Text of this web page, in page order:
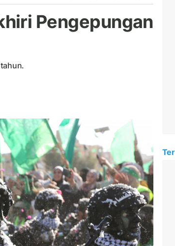
Pengepungan